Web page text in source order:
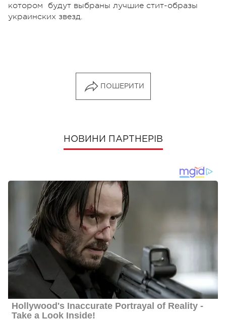
котором будут выбраны лучшие стит-образы
украинских звезд.
ПОШЕРИТИ
НОВИНИ ПАРТНЕРІВ